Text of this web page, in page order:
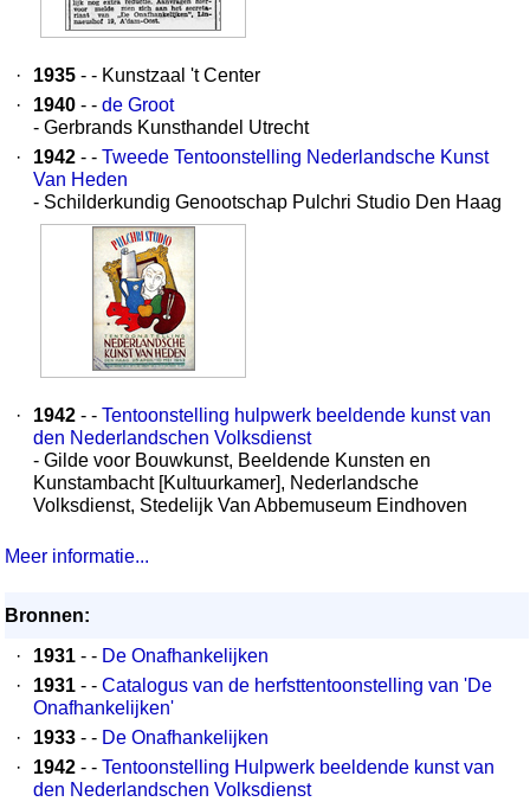
· 1935 - - Kunstzaal 't Center
·
1940 - - de Groot
- Gerbrands Kunsthandel Utrecht
·
1942 - - Tweede Tentoonstelling Nederlandsche Kunst
Van Heden
- Schilderkundig Genootschap Pulchri Studio Den Haag
· 1942 - - Tentoonstelling hulpwerk beeldende kunst van
den Nederlandschen Volksdienst
- Gilde voor Bouwkunst, Beeldende Kunsten en
Kunstambacht [Kultuurkamer], Nederlandsche
Volksdienst, Stedelijk Van Abbemuseum Eindhoven
Meer informatie...
Bronnen:
·
1931 - - De Onafhankelijken
·
1931 - - Catalogus van de herfsttentoonstelling van 'De
Onafhankelijken'
·
1933 - - De Onafhankelijken
·
1942 - - Tentoonstelling Hulpwerk beeldende kunst van
den Nederlandschen Volksdienst